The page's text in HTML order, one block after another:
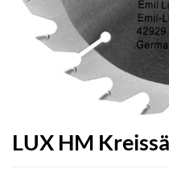
LUX HM